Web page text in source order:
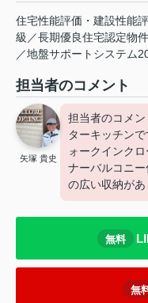
住宅性能評価・建設性能
級／長期優良住宅認定物
／地盤サポートシステム
担当者のコメント
矢塚 貴史
担当者のコメ
ターキッチン
ォークインク
ナーバルコニ
の広い収納があ
無料
無